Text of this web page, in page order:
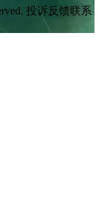
投诉反馈联系